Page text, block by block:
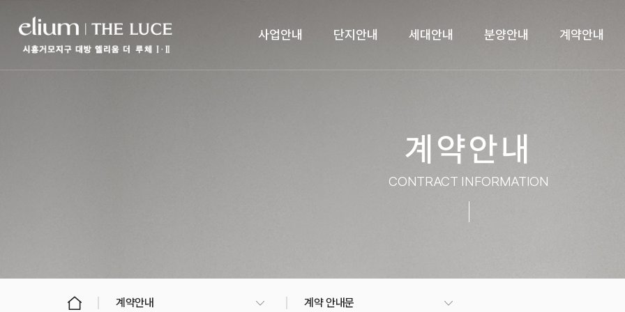
사업안내 단지안내 세대안내 분양안내 계약안내
계약안내
CONTRACT INFORMATION
계약안내 계약 안내문